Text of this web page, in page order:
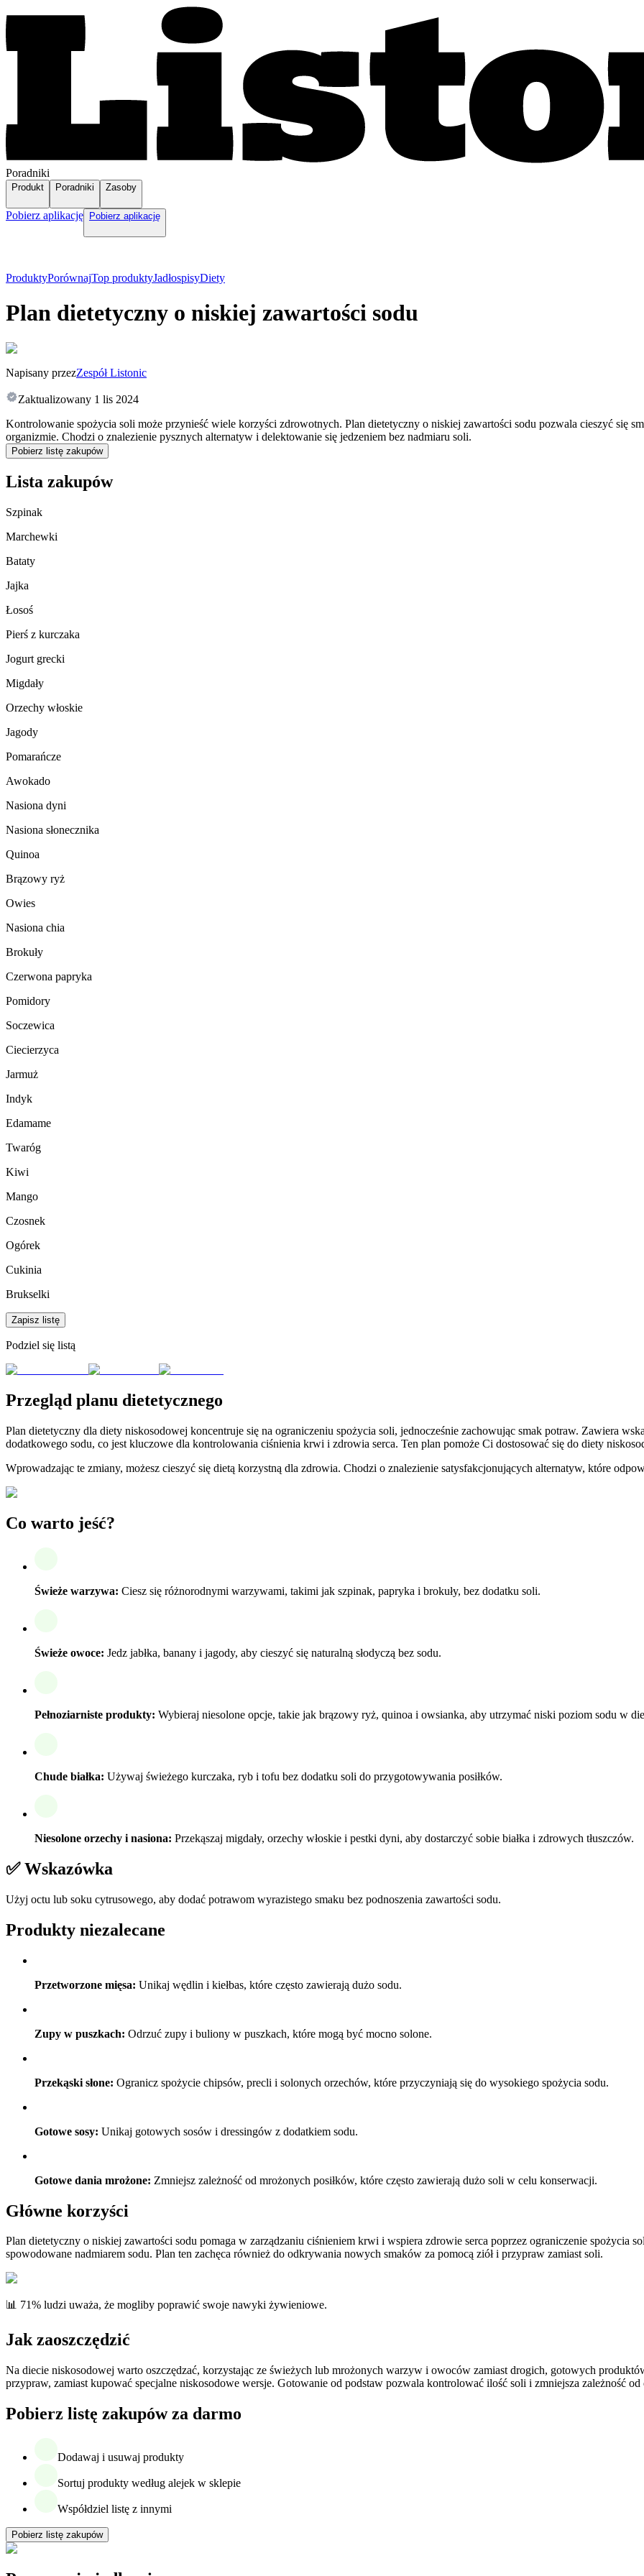
Poradniki
Produkt Poradniki Zasoby
Pobierz aplikację Pobierz aplikację
ProduktyPorównajTop produktyJadłospisyDiety
Plan dietetyczny o niskiej zawartości sodu
Napisany przezZespół Listonic
Zaktualizowany 1 lis 2024
Kontrolowanie spożycia soli może przynieść wiele korzyści zdrowotnych. Plan dietetyczny o niskiej zawartości sodu pozwala cieszyć się
organizmie. Chodzi o znalezienie pysznych alternatyw i delektowanie się jedzeniem bez nadmiaru soli.
Pobierz listę zakupów
Lista zakupów
Szpinak
Marchewki
Bataty
Jajka
Łosoś
Pierś z kurczaka
Jogurt grecki
Migdały
Orzechy włoskie
Jagody
Pomarańcze
Awokado
Nasiona dyni
Nasiona słonecznika
Quinoa
Brązowy ryż
Owies
Nasiona chia
Brokuły
Czerwona papryka
Pomidory
Soczewica
Ciecierzyca
Jarmuż
Indyk
Edamame
Twaróg
Kiwi
Mango
Czosnek
Ogórek
Cukinia
Brukselki
Zapisz listę
Podziel się listą
Przegląd planu dietetycznego
Plan dietetyczny dla diety niskosodowej koncentruje się na ograniczeniu spożycia soli, jednocześnie zachowując smak potraw. Zawiera
dodatkowego sodu, co jest kluczowe dla kontrolowania ciśnienia krwi i zdrowia serca. Ten plan pomoże Ci dostosować się do diety
Wprowadzając te zmiany, możesz cieszyć się dietą korzystną dla zdrowia. Chodzi o znalezienie satysfakcjonujących alternatyw, które
Co warto jeść?
Świeże warzywa: Ciesz się różnorodnymi warzywami, takimi jak szpinak, papryka i brokuły, bez dodatku soli.
Świeże owoce: Jedz jabłka, banany i jagody, aby cieszyć się naturalną słodyczą bez sodu.
Pełnoziarniste produkty: Wybieraj niesolone opcje, takie jak brązowy ryż, quinoa i owsianka, aby utrzymać niski poziom sodu w
Chude białka: Używaj świeżego kurczaka, ryb i tofu bez dodatku soli do przygotowywania posiłków.
Niesolone orzechy i nasiona: Przekąszaj migdały, orzechy włoskie i pestki dyni, aby dostarczyć sobie białka i zdrowych tłuszczów.
✅ Wskazówka
Użyj octu lub soku cytrusowego, aby dodać potrawom wyrazistego smaku bez podnoszenia zawartości sodu.
Produkty niezalecane
Przetworzone mięsa: Unikaj wędlin i kiełbas, które często zawierają dużo sodu.
Zupy w puszkach: Odrzuć zupy i buliony w puszkach, które mogą być mocno solone.
Przekąski słone: Ogranicz spożycie chipsów, precli i solonych orzechów, które przyczyniają się do wysokiego spożycia sodu.
Gotowe sosy: Unikaj gotowych sosów i dressingów z dodatkiem sodu.
Gotowe dania mrożone: Zmniejsz zależność od mrożonych posiłków, które często zawierają dużo soli w celu konserwacji.
Główne korzyści
Plan dietetyczny o niskiej zawartości sodu pomaga w zarządzaniu ciśnieniem krwi i wspiera zdrowie serca poprzez ograniczenie spożycia
spowodowane nadmiarem sodu. Plan ten zachęca również do odkrywania nowych smaków za pomocą ziół i przypraw zamiast soli.
📊 71% ludzi uważa, że mogliby poprawić swoje nawyki żywieniowe.
Jak zaoszczędzić
Na diecie niskosodowej warto oszczędzać, korzystając ze świeżych lub mrożonych warzyw i owoców zamiast drogich, gotowych
przypraw, zamiast kupować specjalne niskosodowe wersje. Gotowanie od podstaw pozwala kontrolować ilość soli i zmniejsza zależność
Pobierz listę zakupów za darmo
Dodawaj i usuwaj produkty
Sortuj produkty według alejek w sklepie
Współdziel listę z innymi
Pobierz listę zakupów